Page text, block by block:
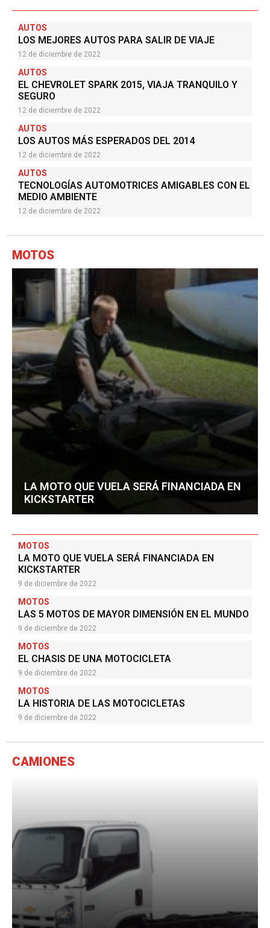
AUTOS
LOS MEJORES AUTOS PARA SALIR DE VIAJE
AUTOS
EL CHEVROLET SPARK 2015, VIAJA TRANQUILO Y
SEGURO
AUTOS
LOS AUTOS MÁS ESPERADOS DEL 2014
AUTOS
TECNOLOGÍAS AUTOMOTRICES AMIGABLES CON EL
MEDIO AMBIENTE
MOTOS
LA MOTO QUE VUELA SERÁ FINANCIADA EN
MOTOS
LA MOTO QUE VUELA SERÁ FINANCIADA EN
KICKSTARTER
MOTOS
LAS 5 MOTOS DE MAYOR DIMENSIÓN EN EL MUNDO
MOTOS
EL CHASIS DE UNA MOTOCICLETA
MOTOS
LA HISTORIA DE LAS MOTOCICLETAS